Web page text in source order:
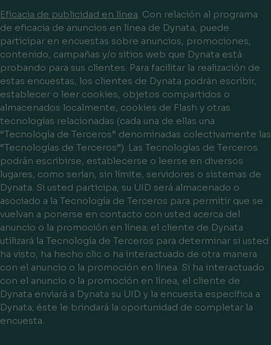
Eficacia de publicidad en línea. Con relación al programa
de eficacia de anuncios en línea de Dynata, puede
participar en encuestas sobre anuncios, promociones,
contenido, campañas y/o sitios web que Dynata está
probando para sus clientes. Para facilitar la realización de
estas encuestas, los clientes de Dynata podrán escribir,
establecer o leer cookies, objetos compartidos o
almacenados localmente, cookies de Flash y otras
tecnologías relacionadas (cada una de ellas una
“Tecnología de Terceros” denominadas colectivamente las
“Tecnologías de Terceros”). Las Tecnologías de Terceros
podrán escribirse, establecerse o leerse en diversos
lugares, como serían, sin límite, servidores o sistemas de
Dynata. Si usted participa, su UID será almacenado o
asociado a la Tecnología de Terceros para permitir que se
vuelvan a ponerse en contacto con usted acerca del
anuncio o la promoción en línea; el cliente de Dynata
utilizará la Tecnología de Terceros para determinar si usted
ha visto, ha hecho clic o ha interactuado de otra manera
con el anuncio o la promoción en línea. Si ha interactuado
con el anuncio o la promoción en línea, el cliente de
Dynata enviará a Dynata su UID y la encuesta específica a
Dynata; éste le brindará la oportunidad de completar la
encuesta.